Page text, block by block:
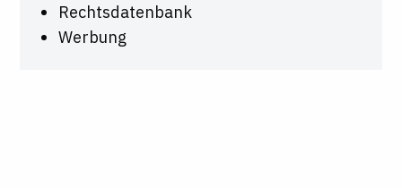
Rechtsdatenbank
Werbung